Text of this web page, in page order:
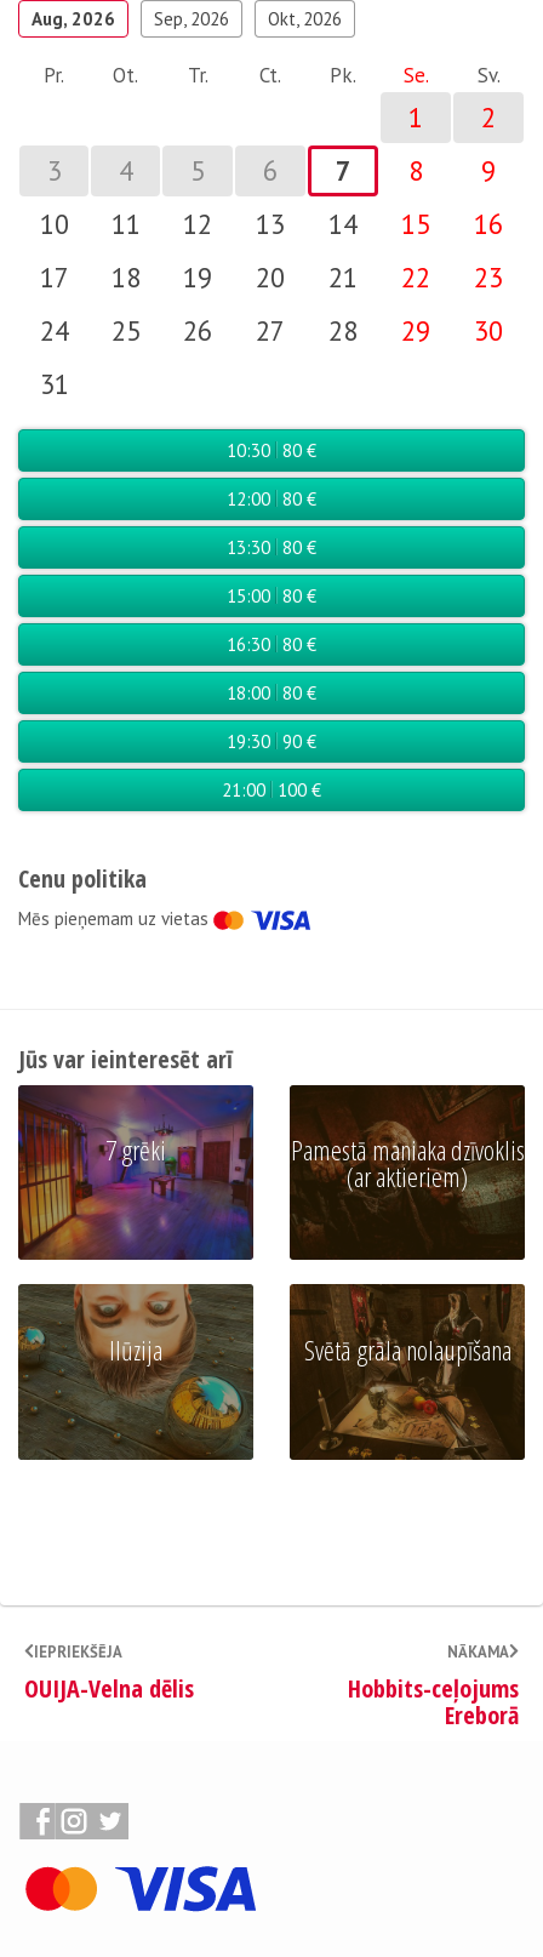
Aug, 2026 Sep, 2026 Okt, 2026
Pr. Ot. Tr. Ct. Pk. Se. Sv.
1
2
3
4 5 6 7 8
9
10
11 12 13 14 15
16
17
18 19 20 21 22
23
24
25 26 27 28 29
30
31
10:30 80 €
12:00 80 €
13:30 80 €
15:00 80 €
16:30 80 €
18:00 80 €
19:30 90 €
21:00 100 €
Cenu politika
Мēs pieņemam uz vietas
Jūs var ieinteresēt arī
7 grēki Pamestā maniaka dzīvoklis
(ar aktieriem)
Ilūzija Svētā grāla nolaupīšana
IEPRIEKŠĒJA
OUIJA-Velna dēlis
NĀKAMA
Hobbits-ceļojums
Ereborā